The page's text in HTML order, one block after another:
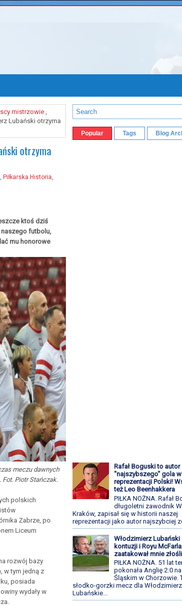
mistrzowie ,
Lubański otrzyma
otrzyma
, Piłkarska Historia,
ktoś dziś
naszego futbolu,
mu honorowe
meczu dawnych
Piotr Stańczak.
polskich
Zabrze, po
Liceum
rozwój bazy
w tym jedną z
posiada
wydały w
Popular Tags Blog
Rafał Boguski to autor
"najszybszego" gola
reprezentacji Polski!
też Leo Beenhakkera
PIŁKA NOŻNA. Rafał
długoletni zawodnik
Kraków, zapisał się w historii naszej
reprezentacji jako autor najszybciej
Włodzimierz Lubański
kontuzji i Royu
zaatakował mnie
PIŁKA NOŻNA. 51 lat
pokonała Anglię 2:0
Śląskim w Chorzowie.
słodko-gorzki mecz dla
Lubańskie...